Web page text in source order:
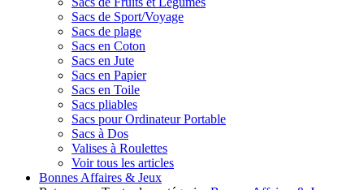
Sacs de Sport/Voyage
Sacs de plage
Sacs en Coton
Sacs en Jute
Sacs en Papier
Sacs en Toile
Sacs pliables
Sacs pour Ordinateur Portable
Sacs à Dos
Valises à Roulettes
Voir tous les articles
Bonnes Affaires & Jeux